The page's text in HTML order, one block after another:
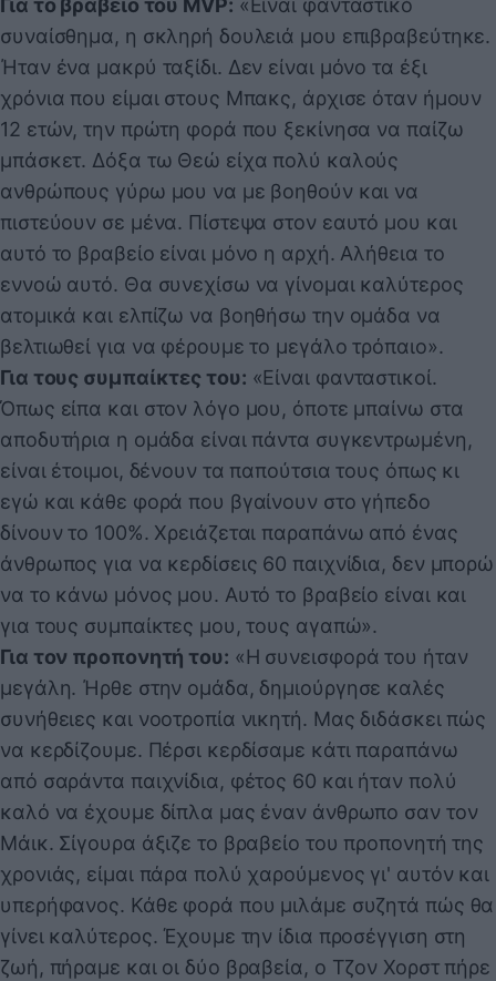
Για το βραβείο του MVP: «Είναι φανταστικό
συναίσθημα, η σκληρή δουλειά μου επιβραβεύτηκε.
Ήταν ένα μακρύ ταξίδι. Δεν είναι μόνο τα έξι
χρόνια που είμαι στους Μπακς, άρχισε όταν ήμουν
12 ετών, την πρώτη φορά που ξεκίνησα να παίζω
μπάσκετ. Δόξα τω Θεώ είχα πολύ καλούς
ανθρώπους γύρω μου να με βοηθούν και να
πιστεύουν σε μένα. Πίστεψα στον εαυτό μου και
αυτό το βραβείο είναι μόνο η αρχή. Αλήθεια το
εννοώ αυτό. Θα συνεχίσω να γίνομαι καλύτερος
ατομικά και ελπίζω να βοηθήσω την ομάδα να
βελτιωθεί για να φέρουμε το μεγάλο τρόπαιο».
Για τους συμπαίκτες του: «Είναι φανταστικοί.
Όπως είπα και στον λόγο μου, όποτε μπαίνω στα
αποδυτήρια η ομάδα είναι πάντα συγκεντρωμένη,
είναι έτοιμοι, δένουν τα παπούτσια τους όπως κι
εγώ και κάθε φορά που βγαίνουν στο γήπεδο
δίνουν το 100%. Χρειάζεται παραπάνω από ένας
άνθρωπος για να κερδίσεις 60 παιχνίδια, δεν μπορώ
να το κάνω μόνος μου. Αυτό το βραβείο είναι και
για τους συμπαίκτες μου, τους αγαπώ».
Για τον προπονητή του: «Η συνεισφορά του ήταν
μεγάλη. Ήρθε στην ομάδα, δημιούργησε καλές
συνήθειες και νοοτροπία νικητή. Μας διδάσκει πώς
να κερδίζουμε. Πέρσι κερδίσαμε κάτι παραπάνω
από σαράντα παιχνίδια, φέτος 60 και ήταν πολύ
καλό να έχουμε δίπλα μας έναν άνθρωπο σαν τον
Μάικ. Σίγουρα άξιζε το βραβείο του προπονητή της
χρονιάς, είμαι πάρα πολύ χαρούμενος γι' αυτόν και
υπερήφανος. Κάθε φορά που μιλάμε συζητά πώς θα
γίνει καλύτερος. Έχουμε την ίδια προσέγγιση στη
ζωή, πήραμε και οι δύο βραβεία, ο Τζον Χορστ πήρε